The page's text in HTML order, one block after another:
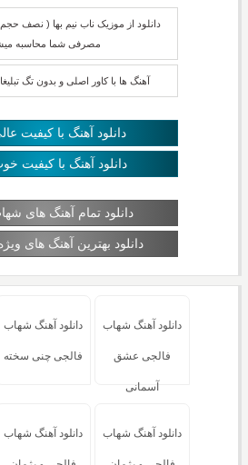
دانلود از موزیک ناب نیم بها ( نصف
مصرفی شما محاسبه
آهنگ ها با کاور اصلی و بدون تگ
دانلود آهنگ با کیفیت عالی
دانلود آهنگ با کیفیت خوب
دانلود تمام آهنگ های
دانلود بهترین آهنگ های
دانلود آهنگ شهاب
فالجی عشق
آسمانی
دانلود آهنگ شهاب
فالجی چنی سخته
دانلود آهنگ شهاب دانلود آهنگ شهاب